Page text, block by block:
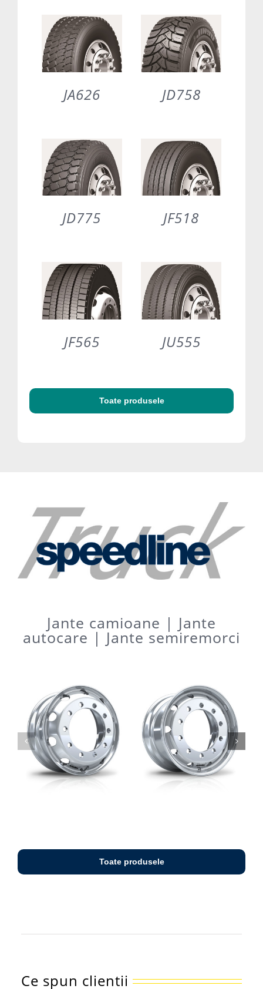
DETAILS
JA626 DETAILS
JD758
DETAILS
JD775 DETAILS
JF518
DETAILS
JF565 DETAILS
JU555
Toate produsele
Jante camioane | Jante
autocare | Jante semiremorci
SLT 2887 SLT 2898
Toate produsele
Ce spun clientii